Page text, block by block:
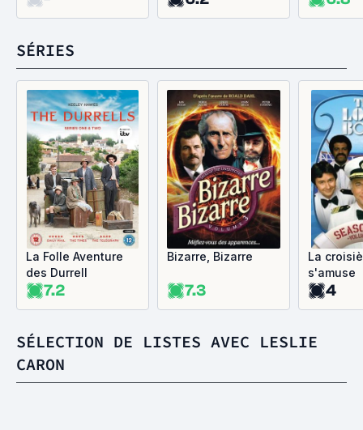
SÉRIES
La Folle Aventure
des Durrell
7.2
Bizarre, Bizarre
7.3
La
s'amuse
4
SÉLECTION DE LISTES AVEC LESLIE
CARON